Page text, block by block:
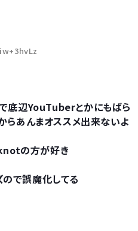
底辺YouTuberとかにもばら
らあんまオススメ出来ないよ
の方が好き
で誤魔化してる